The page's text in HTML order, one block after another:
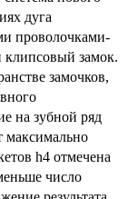
дуга
проволочками-
клипсовый замок.
замочков,
на зубной ряд
максимально
h4 отмечена
число